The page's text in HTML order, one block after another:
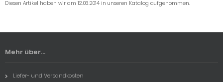
Diesen Artikel haben wir am 12.03.2014 in unseren Katalog aufgenommen.
Mehr über...
Liefer- und Versandkosten